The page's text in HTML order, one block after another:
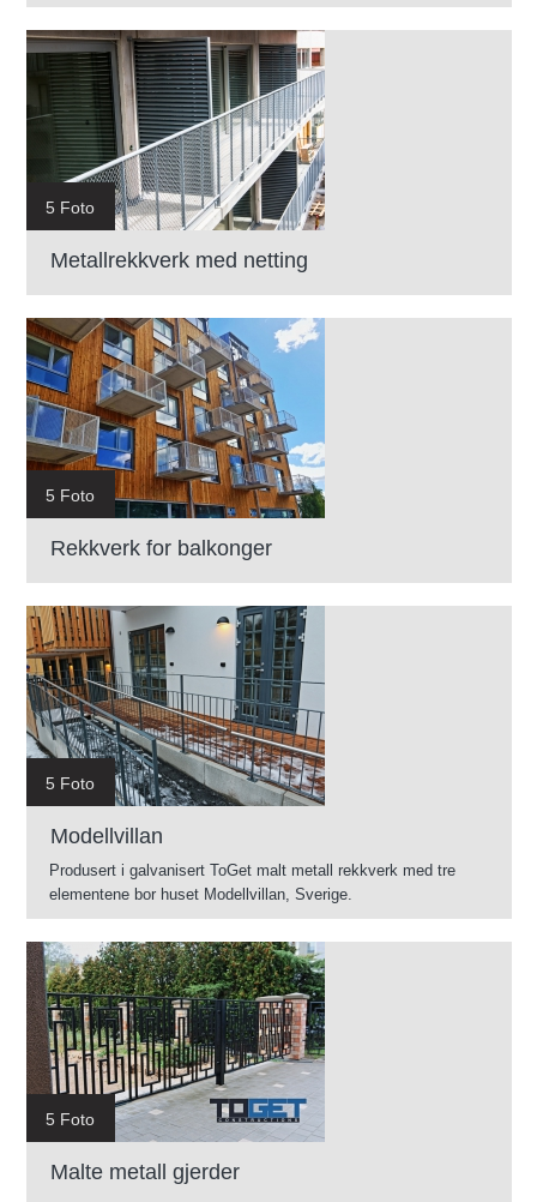
5 Foto
Metallrekkverk med netting
5 Foto
Rekkverk for balkonger
5 Foto
Modellvillan
Produsert i galvanisert ToGet malt metall rekkverk med tre
elementene bor huset Modellvillan, Sverige.
5 Foto
Malte metall gjerder